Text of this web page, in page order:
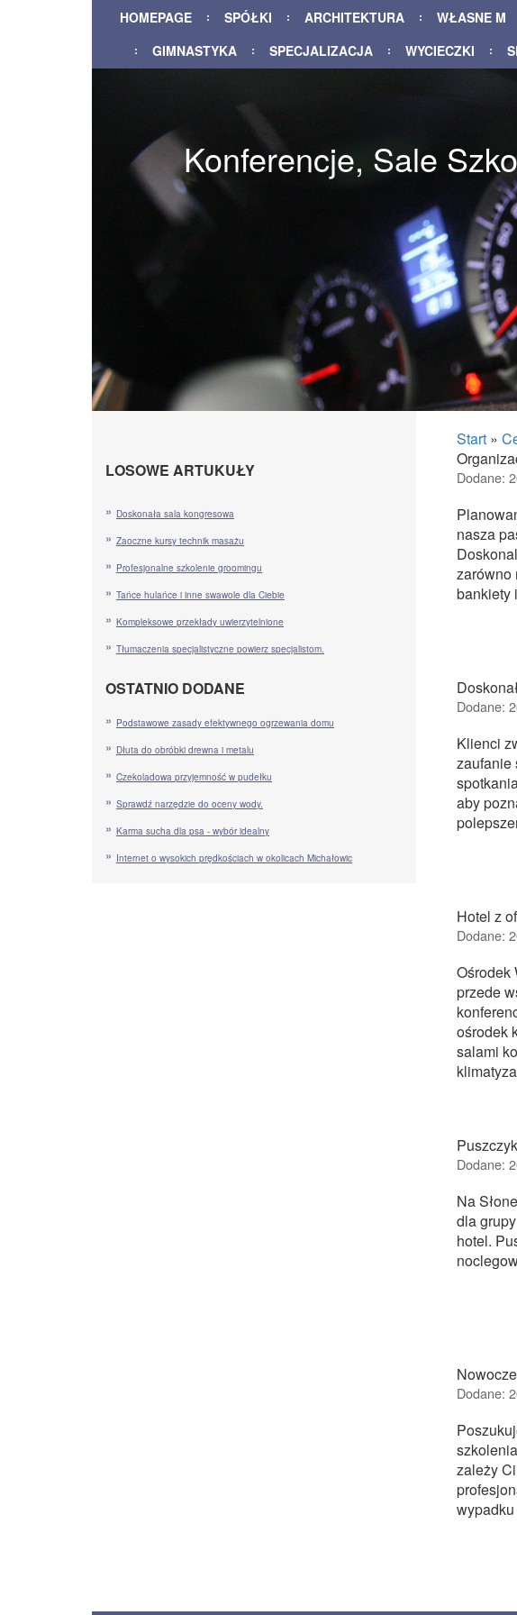
HOMEPAGE SPÓŁKI ARCHITEKTURA WŁASNE M
GIMNASTYKA
SPECJALIZACJA WYCIECZKI
Konferencje, Sale
Start »
Dodane:
nasza
zarówno
bankiety
Dodane:
Klienci
zaufanie
aby
Hotel z
Dodane:
Ośrodek
przede
ośrodek
salami
Dodane:
Na
dla
hotel.
Dodane:
zależy
LOSOWE ARTUKUŁY
Doskonała sala kongresowa
Zaoczne kursy technik masażu
Profesjonalne szkolenie groomingu
Tańce hulańce i inne swawole dla Ciebie
Kompleksowe przekłady uwierzytelnione
Tłumaczenia specjalistyczne powierz specjalistom.
OSTATNIO DODANE
Podstawowe zasady efektywnego ogrzewania domu
Dłuta do obróbki drewna i metalu
Czekoladowa przyjemność w pudełku
Sprawdź narzędzie do oceny wody.
Karma sucha dla psa - wybór idealny
Internet o wysokich prędkościach w okolicach Michałowic